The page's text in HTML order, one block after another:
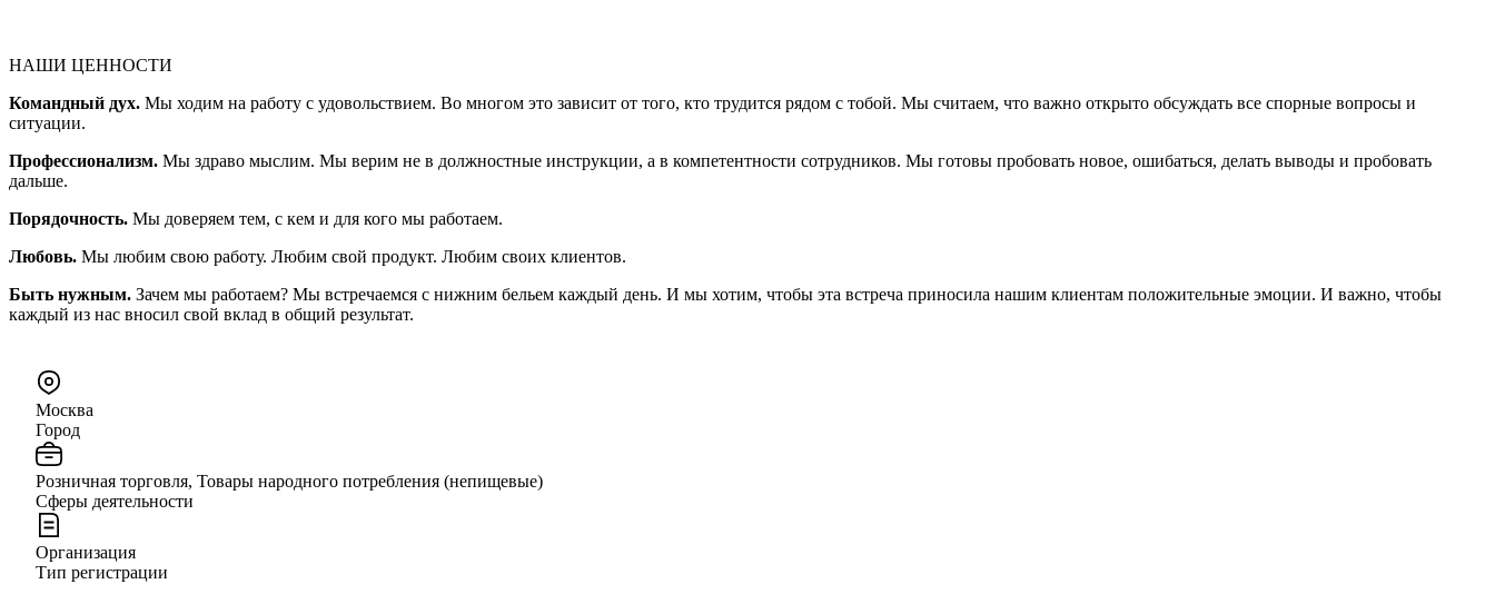
НАШИ ЦЕННОСТИ
Командный дух. Мы ходим на работу с удовольствием. Во многом это зависит от того, кто трудится рядом с тобой. Мы считаем, что важно открыто обсуждать все спорные вопросы и
ситуации.
Профессионализм. Мы здраво мыслим. Мы верим не в должностные инструкции, а в компетентности сотрудников. Мы готовы пробовать новое, ошибаться, делать выводы и пробовать
дальше.
Порядочность. Мы доверяем тем, с кем и для кого мы работаем.
Любовь. Мы любим свою работу. Любим свой продукт. Любим своих клиентов.
Быть нужным. Зачем мы работаем? Мы встречаемся с нижним бельем каждый день. И мы хотим, чтобы эта встреча приносила нашим клиентам положительные эмоции. И важно, чтобы
каждый из нас вносил свой вклад в общий результат.
Москва
Город
Розничная торговля, Товары народного потребления (непищевые)
Сферы деятельности
Организация
Тип регистрации